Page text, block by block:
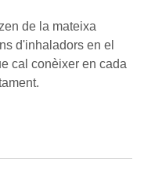
de la mateixa
d'inhaladors en el
cal conèixer en cada